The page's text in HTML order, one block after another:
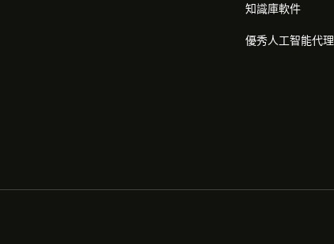
知識庫軟件
優秀人工智能代理